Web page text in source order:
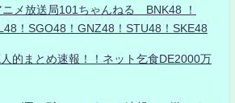
メ放送局101ちゃんねる BNK48 ！
！SGO48！GNZ48！STU48！SKE48
的まとめ速報！！ネット乞食DE2000万